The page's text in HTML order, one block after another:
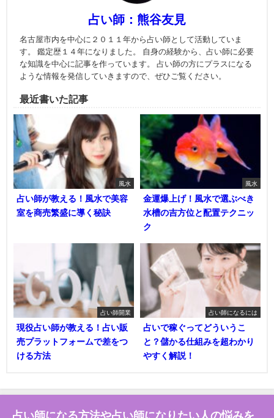
占い師：熊谷友見
名古屋市内を中心に２０１１年から占い師として活動していま
す。 鑑定歴１４年になりました。 自身の経験から、占い師に必要
な知識を中心に記事を作っています。 占い師の方にプラスになる
ような情報を発信していきますので、ぜひご覧ください。
最近書いた記事
風水
占い師が教える！風水で美容
室を商売繁盛に導く秘訣
風水
金運爆上げ！風水で選ぶべき
水槽の吉方位と配置テクニッ
ク
占い師開業
現役占い師が教える！占い販
売プラットフォームで差をつ
ける方法
占い師になるには
占いで稼ぐってどういうこ
と？儲かる仕組みを超わかり
やすく解説！
占い師になる方法や占い師になりたい人の悩みを